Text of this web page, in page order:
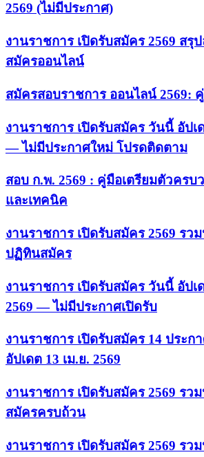
2569 (ไม่มีประกาศ)
งานราชการ เปิดรับสมัคร 2569 สรุ
สมัครออนไลน์
สมัครสอบราชการ ออนไลน์ 2569:
งานราชการ เปิดรับสมัคร วันนี้ อัปเ
— ไม่มีประกาศใหม่ โปรดติดตาม
สอบ ก.พ. 2569 : คู่มือเตรียมตัวครบ
และเทคนิค
งานราชการ เปิดรับสมัคร 2569 รว
ปฏิทินสมัคร
งานราชการ เปิดรับสมัคร วันนี้ อัปเ
2569 — ไม่มีประกาศเปิดรับ
งานราชการ เปิดรับสมัคร 14 ประก
อัปเดต 13 เม.ย. 2569
งานราชการ เปิดรับสมัคร 2569 รว
สมัครครบถ้วน
งานราชการ เปิดรับสมัคร 2569 รว